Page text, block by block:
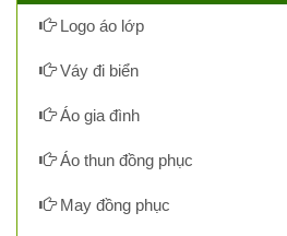
Logo áo lớp
Váy đi biển
Áo gia đình
Áo thun đồng phục
May đồng phục